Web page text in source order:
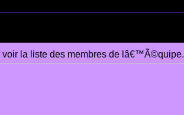
la liste des membres de lâ€™Ã©quipe.